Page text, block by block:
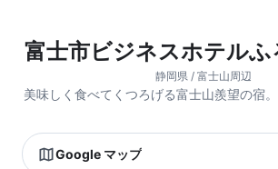
富士市ビジネスホテル
静岡県 / 富士山周辺
美味しく食べてくつろげる富士山羨望の宿
Google マップ